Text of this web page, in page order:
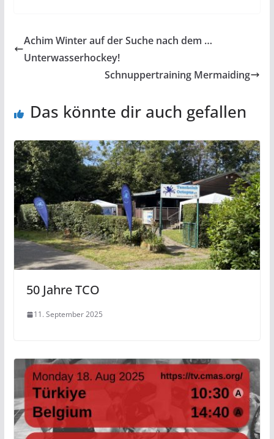
Achim Winter auf der Suche nach dem …
Unterwasserhockey!
Schnuppertraining Mermaiding
Das könnte dir auch gefallen
50 Jahre TCO
11. September 2025